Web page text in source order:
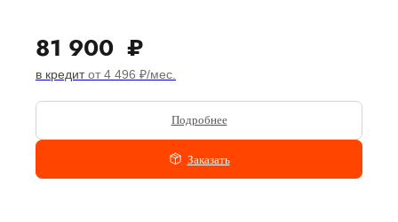
81 900 ₽
в кредитот 4 496 ₽/мес.
Подробнее
Заказать